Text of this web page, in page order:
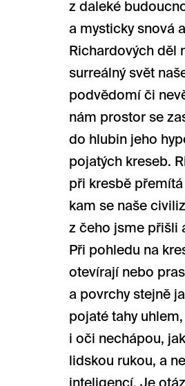
z daleké
a mysticky snová
Richardových děl
surreálný svět
podvědomí či
nám prostor se
do hlubin jeho
pojatých kreseb.
při kresbě
kam se naše
z čeho jsme přišli
Při pohledu na
otevírají nebo
a povrchy stejně
pojaté tahy
i oči nechápou,
lidskou rukou, a